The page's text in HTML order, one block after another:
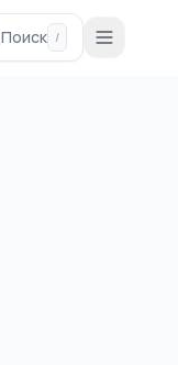
Поиск /